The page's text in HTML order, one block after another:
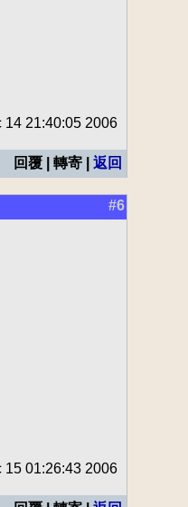
14 21:40:05 2006
回覆 | 轉寄 | 返回
#6
15 01:26:43 2006